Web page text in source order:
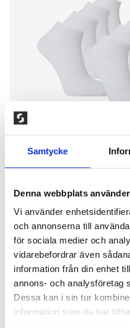
Samtycke
Denna webbplats
Vi använder
och annonserna till
för sociala medier och
vidarebefordrar även
information från din enhet
annons- och analysföretag
Dessa kan i sin tur
information som du har
8-PACK
MJUK BOMULL,
200,00kr
Strumpa med lågt skaft
bomull. Strumpan har